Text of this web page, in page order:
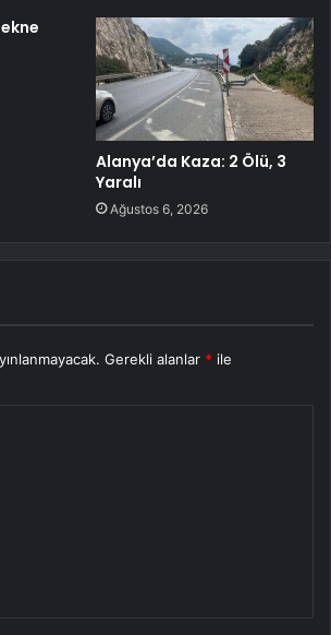
Alanya’da Kaza: 2 Ölü, 3
Yaralı
Ağustos 6, 2026
Gerekli alanlar * ile